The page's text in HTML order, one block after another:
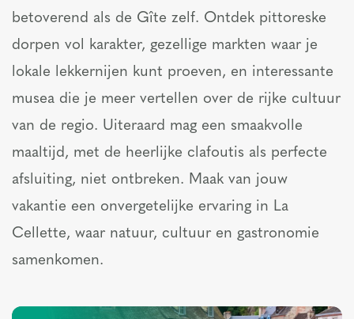
betoverend als de Gîte zelf. Ontdek pittoreske
dorpen vol karakter, gezellige markten waar je
lokale lekkernijen kunt proeven, en interessante
musea die je meer vertellen over de rijke cultuur
van de regio. Uiteraard mag een smaakvolle
maaltijd, met de heerlijke clafoutis als perfecte
afsluiting, niet ontbreken. Maak van jouw
vakantie een onvergetelijke ervaring in La
Cellette, waar natuur, cultuur en gastronomie
samenkomen.